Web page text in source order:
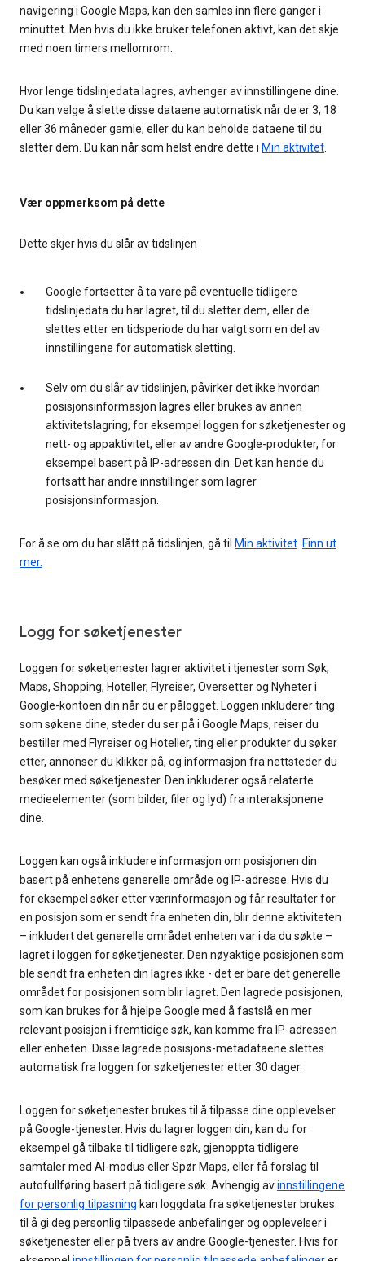
navigering i Google Maps, kan den samles inn flere ganger i
minuttet. Men hvis du ikke bruker telefonen aktivt, kan det skje
med noen timers mellomrom.
Hvor lenge tidslinjedata lagres, avhenger av innstillingene dine.
Du kan velge å slette disse dataene automatisk når de er 3, 18
eller 36 måneder gamle, eller du kan beholde dataene til du
sletter dem. Du kan når som helst endre dette i Min aktivitet.
Vær oppmerksom på dette
Dette skjer hvis du slår av tidslinjen
Google fortsetter å ta vare på eventuelle tidligere
tidslinjedata du har lagret, til du sletter dem, eller de
slettes etter en tidsperiode du har valgt som en del av
innstillingene for automatisk sletting.
Selv om du slår av tidslinjen, påvirker det ikke hvordan
posisjonsinformasjon lagres eller brukes av annen
aktivitetslagring, for eksempel loggen for søketjenester og
nett- og appaktivitet, eller av andre Google-produkter, for
eksempel basert på IP-adressen din. Det kan hende du
fortsatt har andre innstillinger som lagrer
posisjonsinformasjon.
For å se om du har slått på tidslinjen, gå til Min aktivitet. Finn ut
mer.
Logg for søketjenester
Loggen for søketjenester lagrer aktivitet i tjenester som Søk,
Maps, Shopping, Hoteller, Flyreiser, Oversetter og Nyheter i
Google-kontoen din når du er pålogget. Loggen inkluderer ting
som søkene dine, steder du ser på i Google Maps, reiser du
bestiller med Flyreiser og Hoteller, ting eller produkter du søker
etter, annonser du klikker på, og informasjon fra nettsteder du
besøker med søketjenester. Den inkluderer også relaterte
medieelementer (som bilder, filer og lyd) fra interaksjonene
dine.
Loggen kan også inkludere informasjon om posisjonen din
basert på enhetens generelle område og IP-adresse. Hvis du
for eksempel søker etter værinformasjon og får resultater for
en posisjon som er sendt fra enheten din, blir denne aktiviteten
– inkludert det generelle området enheten var i da du søkte –
lagret i loggen for søketjenester. Den nøyaktige posisjonen som
ble sendt fra enheten din lagres ikke - det er bare det generelle
området for posisjonen som blir lagret. Den lagrede posisjonen,
som kan brukes for å hjelpe Google med å fastslå en mer
relevant posisjon i fremtidige søk, kan komme fra IP-adressen
eller enheten. Disse lagrede posisjons-metadataene slettes
automatisk fra loggen for søketjenester etter 30 dager.
Loggen for søketjenester brukes til å tilpasse dine opplevelser
på Google-tjenester. Hvis du lagrer loggen din, kan du for
eksempel gå tilbake til tidligere søk, gjenoppta tidligere
samtaler med AI-modus eller Spør Maps, eller få forslag til
autofullføring basert på tidligere søk. Avhengig avinnstillingene
for personlig tilpasning kan loggdata fra søketjenester brukes
til å gi deg personlig tilpassede anbefalinger og opplevelser i
søketjenester eller på tvers av andre Google-tjenester. Hvis for